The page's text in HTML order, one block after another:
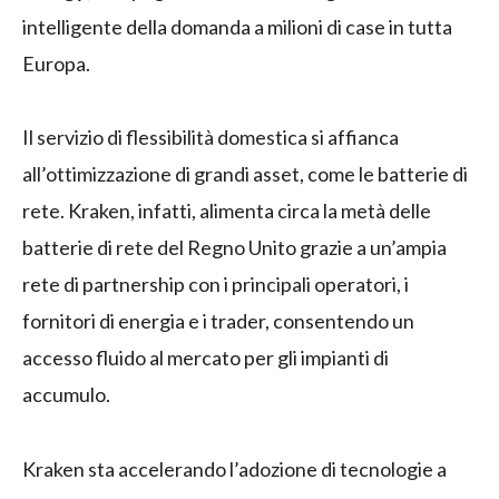
intelligente della domanda a milioni di case in tutta
Europa.
Il servizio di flessibilità domestica si affianca
all’ottimizzazione di grandi asset, come le batterie di
rete. Kraken, infatti, alimenta circa la metà delle
batterie di rete del Regno Unito grazie a un’ampia
rete di partnership con i principali operatori, i
fornitori di energia e i trader, consentendo un
accesso fluido al mercato per gli impianti di
accumulo.
Kraken sta accelerando l’adozione di tecnologie a